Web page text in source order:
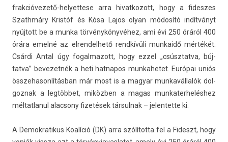
frakcióvezető-helyettese arra hivat­kozott, hogy a fides­zes
Szathmá­ry Kristóf és Kósa Lajos olyan módosító indítványt
nyújtott be a munka törvénykönyvéhez, ami évi 250 óráról 400
órára emelné az el­rendel­hető rendkívüli mun­kaidő mértékét.
Csárdi Antal úgy fogal­mazott, hogy ezzel „csúsztat­va, búj­
tatva” be­vezet­nék a heti hat­napos mun­kahetet. Európai uniós
összehason­lítás­ban már most is a magyar mun­kavál­lalók dol­
goznak a legtöbbet, miközben a magas mun­kater­helés­hez
mél­tatlanul al­ac­sony fizetések tár­sulnak – jelen­tette ki.
A De­mok­ratikus Koalíció (DK) arra szólította fel a Fideszt, hogy